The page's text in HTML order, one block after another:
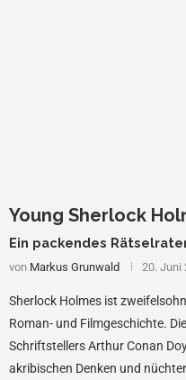
Young Sherlock
Ein packendes
von Markus Grunwald 20. Juni
Sherlock Holmes ist
Roman- und Filmgeschichte.
Schriftstellers Arthur Conan
akribischen Denken und